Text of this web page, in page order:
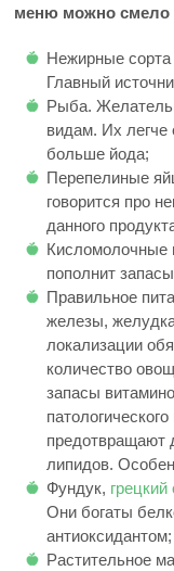
меню можно смело
Нежирные сорта
Главный
Рыба.
видам. Их легче
больше йода;
Перепелиные
говорится про
данного
Кисломолочные
пополнит
Правильное
железы,
локализации
количество
запасы
предотвращают
липидов.
Фундук, грецкий
Они богаты
антиоксидантом;
Растительное